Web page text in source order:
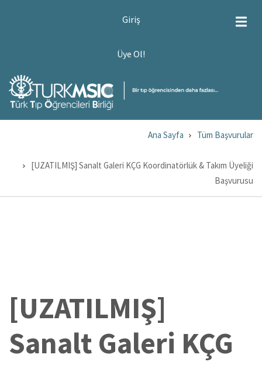
Giriş
Üye Ol!
yolu
Ana Sayfa Tüm Başvurular
[UZATILMIŞ] Sanalt Galeri KÇG Koordinatörlük & Takım Üyeliği
Başvurusu
[UZATILMIŞ]
Sanalt Galeri KÇG